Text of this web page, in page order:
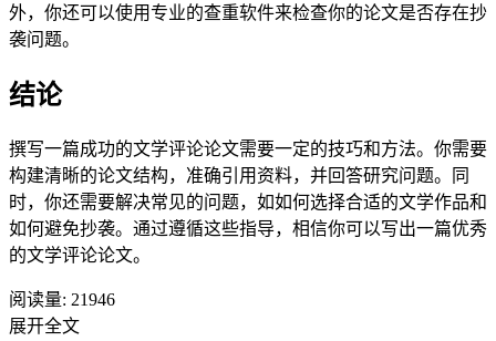
外，你还可以使用专业的查重软件来检查你的论文是否存在抄
袭问题。
结论
撰写一篇成功的文学评论论文需要一定的技巧和方法。你需要
构建清晰的论文结构，准确引用资料，并回答研究问题。同
时，你还需要解决常见的问题，如如何选择合适的文学作品和
如何避免抄袭。通过遵循这些指导，相信你可以写出一篇优秀
的文学评论论文。
阅读量: 21946
展开全文